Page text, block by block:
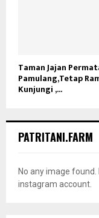
Taman Jajan
Pamulang,Tetap
Kunjungi ,...
PATRITANI.FARM
No any image
instagram account.